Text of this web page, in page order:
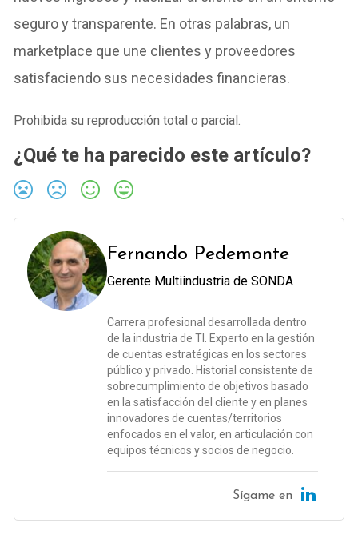
seguro y transparente. En otras palabras, un
marketplace que une clientes y proveedores
satisfaciendo sus necesidades financieras.
Prohibida su reproducción total o parcial.
¿Qué te ha parecido este artículo?
Fernando Pedemonte
Gerente Multiindustria de SONDA
Carrera profesional desarrollada dentro
de la industria de TI. Experto en la gestión
de cuentas estratégicas en los sectores
público y privado. Historial consistente de
sobrecumplimiento de objetivos basado
en la satisfacción del cliente y en planes
innovadores de cuentas/territorios
enfocados en el valor, en articulación con
equipos técnicos y socios de negocio.
Sígame en